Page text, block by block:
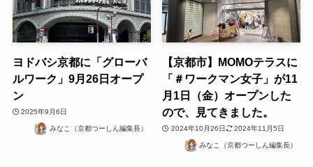
ヨドバシ京都に「グローバ
ルワーク」9月26日オープ
ン
2025年9月6日
みなこ（京都つーしん編集長）
【京都市】MOMOテラスに
「＃ワークマン女子」が11
月1日（金）オープンした
ので、見てきました。
2024年10月26日 2024年11月5日
みなこ（京都つーしん編集長）